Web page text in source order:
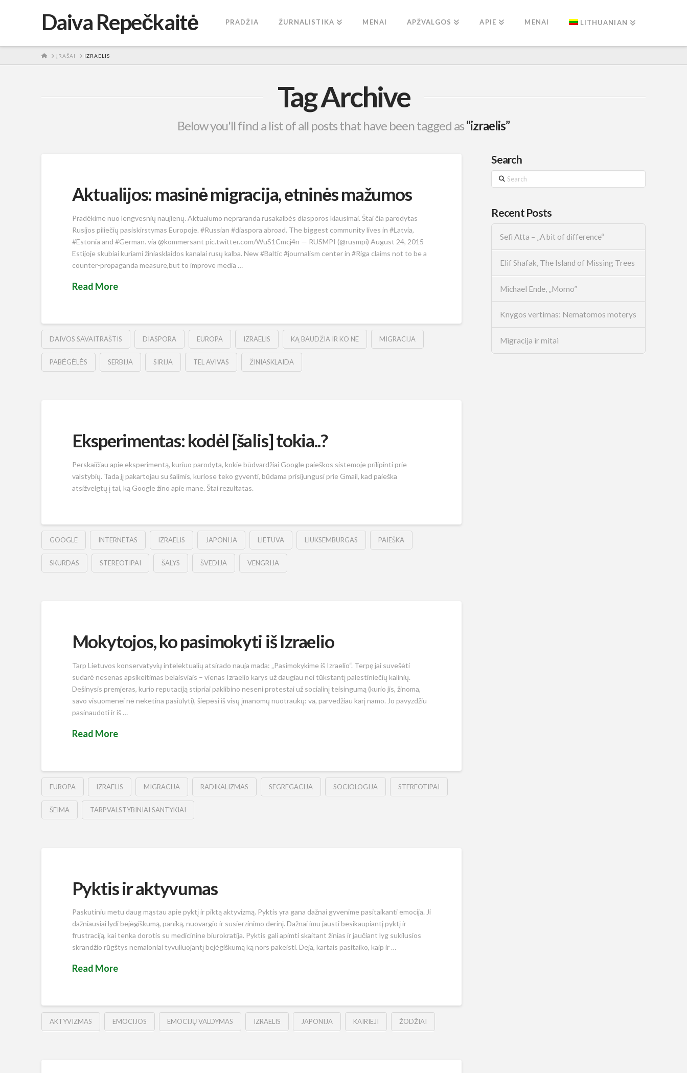
Daiva Repečkaitė PRADŽIA ŽURNALISTIKA MENAI APŽVALGOS APIE MENAI LITHUANIAN
HOMEĮRAŠAI IZRAELIS
Tag Archive
Below you'll find a list of all posts that have been tagged as“izraelis”
Aktualijos: masinė migracija, etninės mažumos
Pradėkime nuo lengvesnių naujienų. Aktualumo nepraranda rusakalbės diasporos klausimai. Štai čia parodytas
Rusijos piliečių pasiskirstymas Europoje. #Russian #diaspora abroad. The biggest community lives in #Latvia,
#Estonia and #German. via @kommersant pic.twitter.com/WuS1Cmcj4n — RUSMPI (@rusmpi) August 24, 2015
Estijoje skubiai kuriami žiniasklaidos kanalai rusų kalba. New #Baltic #journalism center in #Riga claims not to be a
counter-propaganda measure,but to improve media …
Read More
DAIVOS SAVAITRAŠTIS DIASPORA EUROPA IZRAELIS KĄ BAUDŽIA IR KO NE MIGRACIJA
PABĖGĖLĖS SERBIJA SIRIJA TEL AVIVAS ŽINIASKLAIDA
Eksperimentas: kodėl [šalis] tokia..?
Perskaičiau apie eksperimentą, kuriuo parodyta, kokie būdvardžiai Google paieškos sistemoje prilipinti prie
valstybių. Tada jį pakartojau su šalimis, kuriose teko gyventi, būdama prisijungusi prie Gmail, kad paieška
atsižvelgtų į tai, ką Google žino apie mane. Štai rezultatas.
GOOGLE INTERNETAS IZRAELIS JAPONIJA LIETUVA LIUKSEMBURGAS PAIEŠKA
SKURDAS STEREOTIPAI ŠALYS ŠVEDIJA VENGRIJA
Mokytojos, ko pasimokyti iš Izraelio
Tarp Lietuvos konservatyvių intelektualių atsirado nauja mada: „Pasimokykime iš Izraelio“. Terpę jai suvešėti
sudarė nesenas apsikeitimas belaisviais – vienas Izraelio karys už daugiau nei tūkstantį palestiniečių kalinių.
Dešinysis premjeras, kurio reputaciją stipriai paklibino neseni protestai už socialinį teisingumą (kurio jis, žinoma,
savo visuomenei nė neketina pasiūlyti), šiepėsi iš visų įmanomų nuotraukų: va, parvedžiau karį namo. Jo pavyzdžiu
pasinaudoti ir iš …
Read More
EUROPA IZRAELIS MIGRACIJA RADIKALIZMAS SEGREGACIJA SOCIOLOGIJA STEREOTIPAI
ŠEIMA TARPVALSTYBINIAI SANTYKIAI
Pyktis ir aktyvumas
Paskutiniu metu daug mąstau apie pyktį ir piktą aktyvizmą. Pyktis yra gana dažnai gyvenime pasitaikanti emocija. Ji
dažniausiai lydi bejėgiškumą, paniką, nuovargio ir susierzinimo derinį. Dažnai imu jausti besikaupiantį pyktį ir
frustraciją, kai tenka dorotis su medicinine biurokratija. Pyktis gali apimti skaitant žinias ir jaučiant lyg sukilusios
skrandžio rūgštys nemaloniai tyvuliuojantį bejėgiškumą ką nors pakeisti. Deja, kartais pasitaiko, kaip ir …
Read More
AKTYVIZMAS EMOCIJOS EMOCIJŲ VALDYMAS IZRAELIS JAPONIJA KAIRIEJI ŽODŽIAI
Search
Search
Recent Posts
Sefi Atta – „A bit of difference“
Elif Shafak, The Island of Missing Trees
Michael Ende, „Momo”
Knygos vertimas: Nematomos moterys
Migracija ir mitai